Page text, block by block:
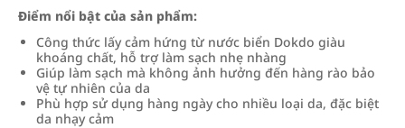
Điểm nổi bật của sản phẩm:
Công thức lấy cảm hứng từ nước biển Dokdo giàu
khoáng chất, hỗ trợ làm sạch nhẹ nhàng
Giúp làm sạch mà không ảnh hưởng đến hàng rào bảo
vệ tự nhiên của da
Phù hợp sử dụng hàng ngày cho nhiều loại da, đặc biệt
da nhạy cảm